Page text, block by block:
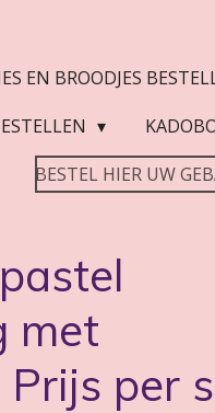
EN BROODJES
BESTEL HIER UW
met
per